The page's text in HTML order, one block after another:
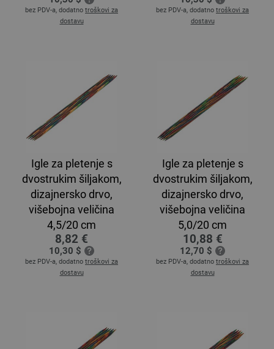
bez PDV-a, dodatno troškovi za
dostavu
bez PDV-a, dodatno troškovi za
dostavu
Igle za pletenje s
dvostrukim šiljakom,
dizajnersko drvo,
višebojna veličina
4,5/20 cm
8,82 €
10,30 $
bez PDV-a, dodatno troškovi za
dostavu
Igle za pletenje s
dvostrukim šiljakom,
dizajnersko drvo,
višebojna veličina
5,0/20 cm
10,88 €
12,70 $
bez PDV-a, dodatno troškovi za
dostavu